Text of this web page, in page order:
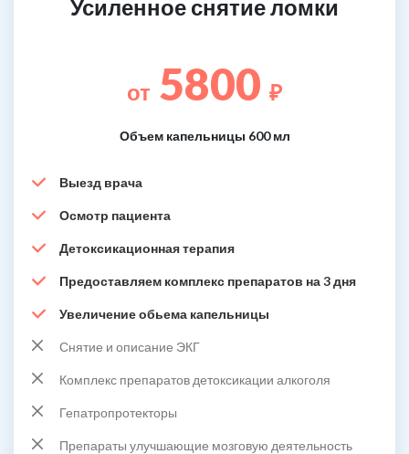
Усиленное снятие ломки
от 5800 ₽
Объем капельницы 600 мл
Выезд врача
Осмотр пациента
Детоксикационная терапия
Предоставляем комплекс препаратов на 3 дня
Увеличение обьема капельницы
Снятие и описание ЭКГ
Комплекс препаратов детоксикации алкоголя
Гепатропротекторы
Препараты улучшающие мозговую деятельность